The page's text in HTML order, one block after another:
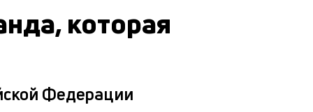
которая
Федерации